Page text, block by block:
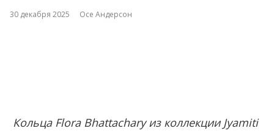
30 декабря 2025 Осе Андерсон
Кольца Flora Bhattachary из коллекции Jyamiti